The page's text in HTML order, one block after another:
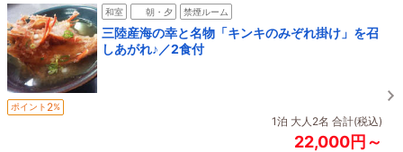
和室 朝・夕 禁煙ルーム
三陸産海の幸と名物「キンキのみぞれ掛け」を召
しあがれ♪／2食付
ポイント 2%
1泊 大人2名 合計(税込)
22,000円～